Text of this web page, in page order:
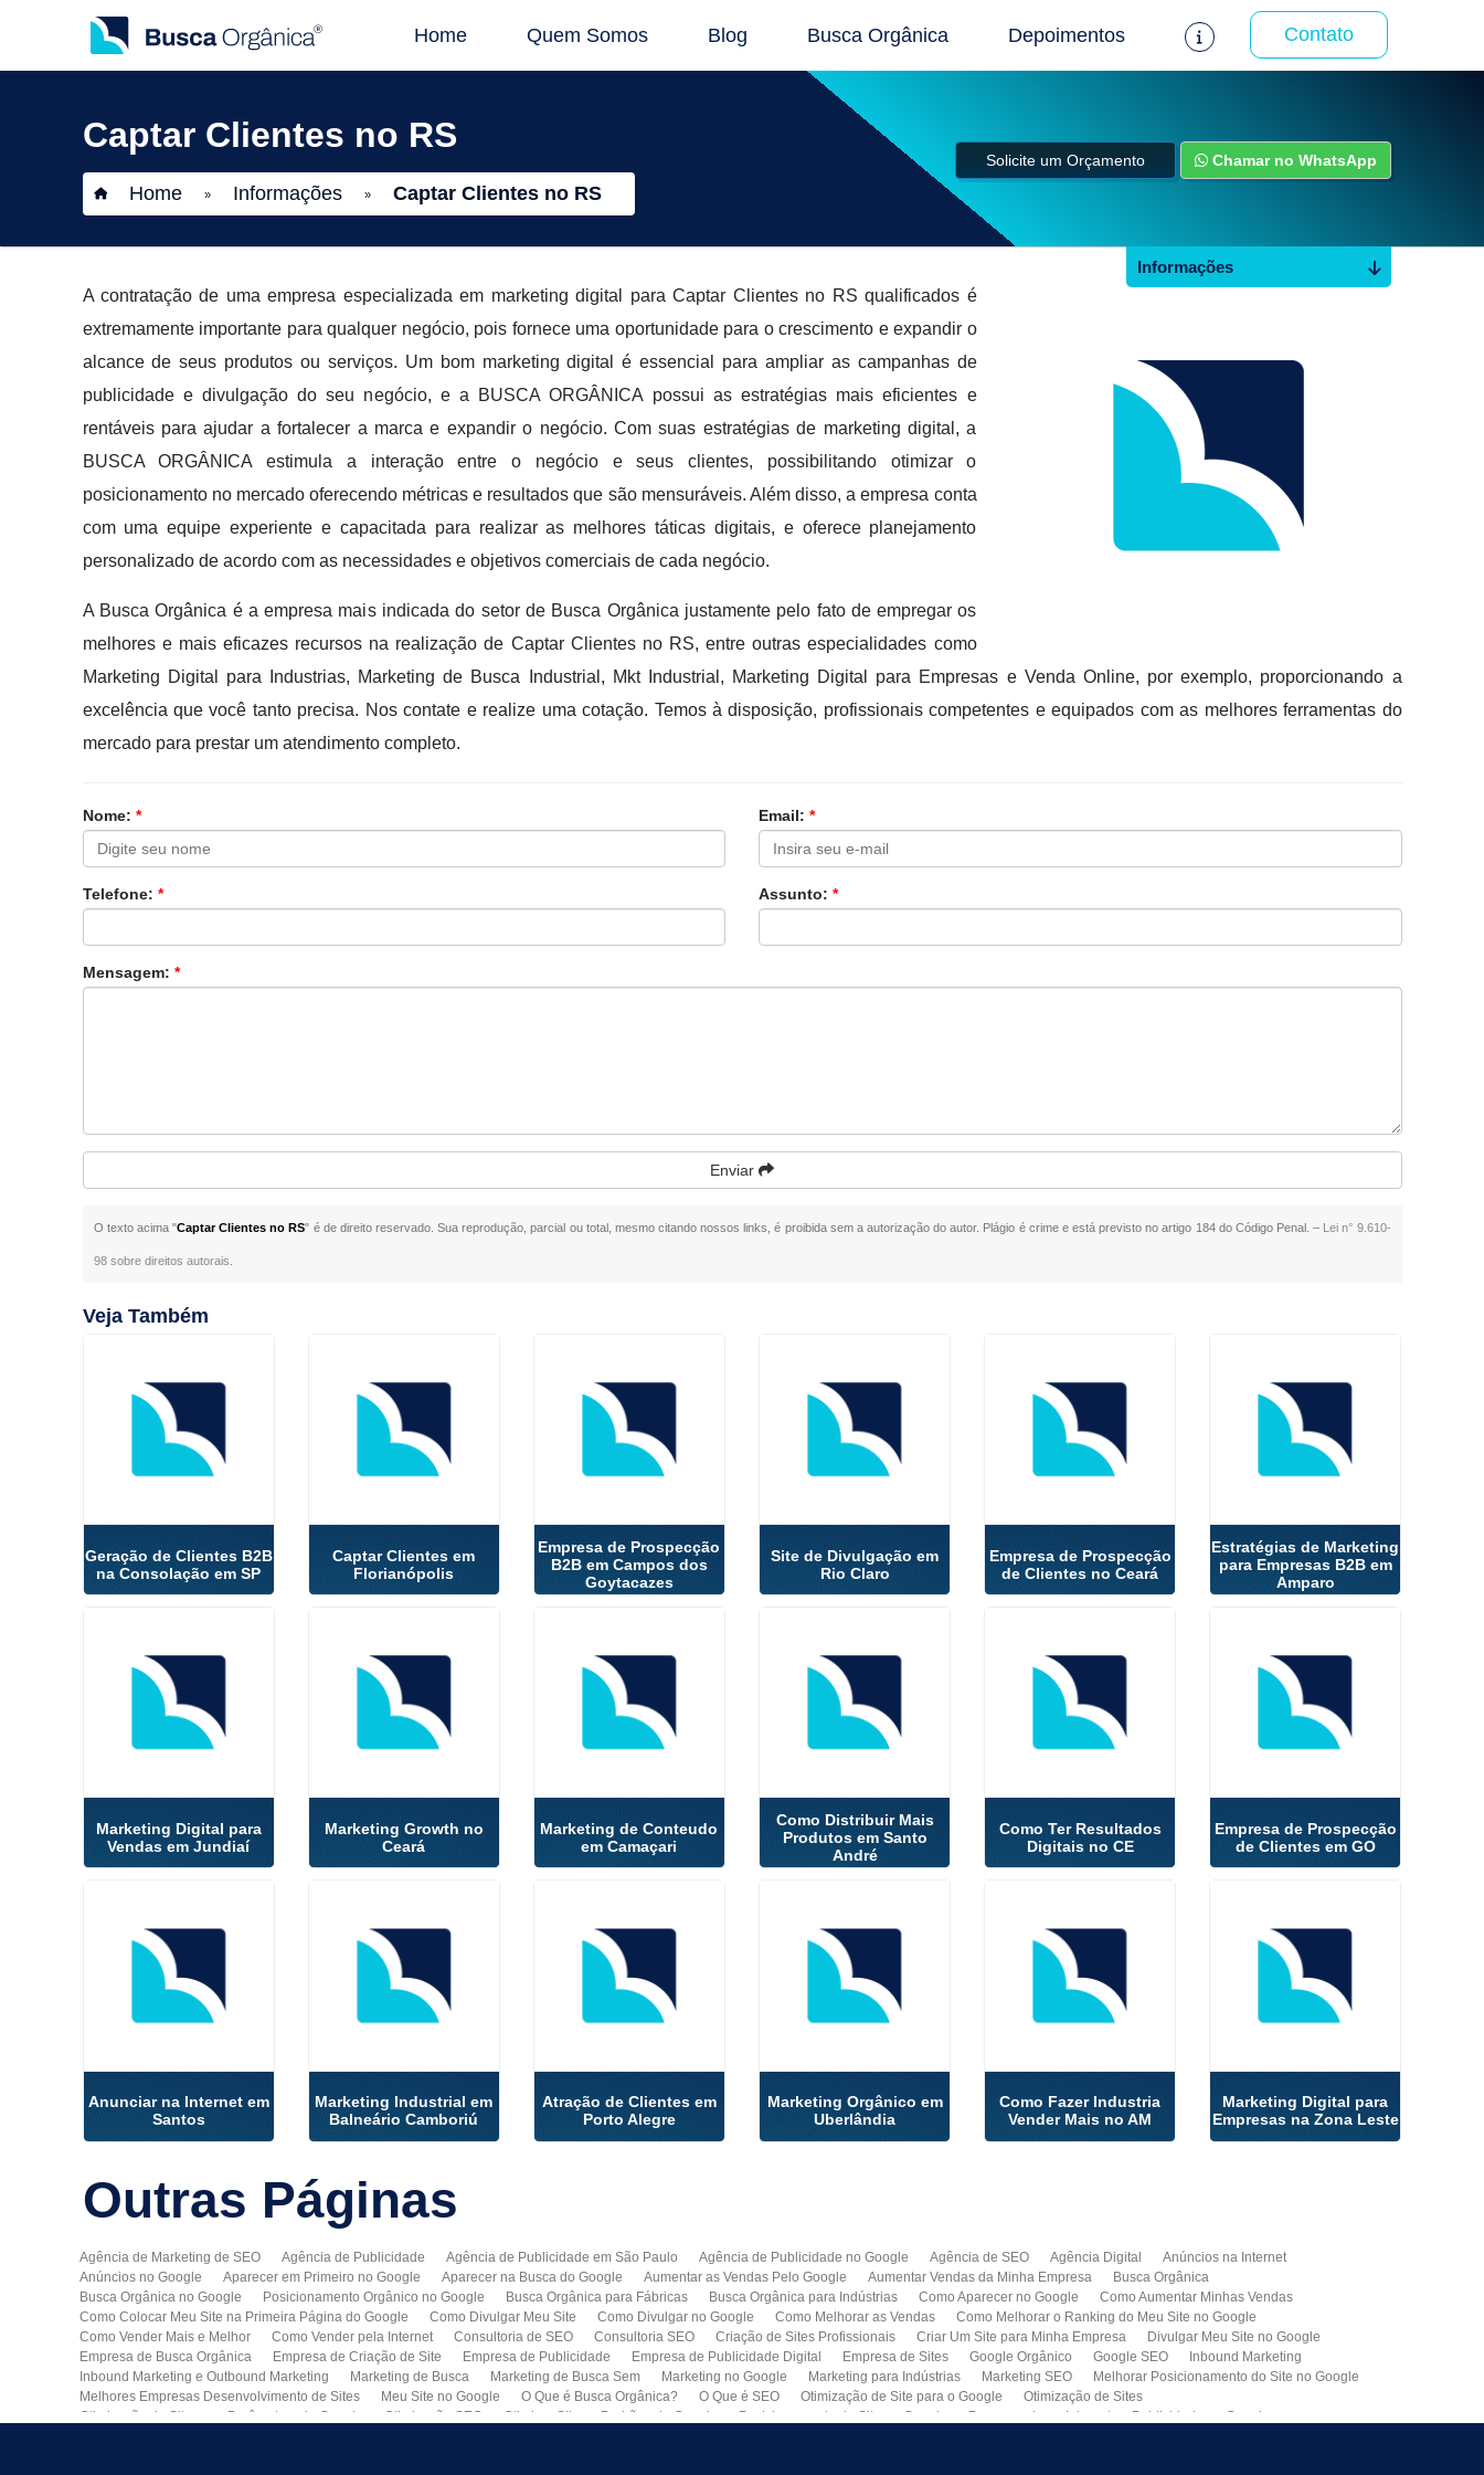
Home Quem Somos Blog Busca Orgânica Depoimentos Contato
Captar Clientes no RS
Home » Informações » Captar Clientes no RS
Solicite um Orçamento Chamar no WhatsApp
A contratação de uma empresa especializada em marketing digital para Captar Clientes no RS qualificados é
extremamente importante para qualquer negócio, pois fornece uma oportunidade para o crescimento e expandir o
alcance de seus produtos ou serviços. Um bom marketing digital é essencial para ampliar as campanhas de
publicidade e divulgação do seu negócio, e a BUSCA ORGÂNICA possui as estratégias mais eficientes e
rentáveis para ajudar a fortalecer a marca e expandir o negócio. Com suas estratégias de marketing digital, a
BUSCA ORGÂNICA estimula a interação entre o negócio e seus clientes, possibilitando otimizar o
posicionamento no mercado oferecendo métricas e resultados que são mensuráveis. Além disso, a empresa conta
com uma equipe experiente e capacitada para realizar as melhores táticas digitais, e oferece planejamento
personalizado de acordo com as necessidades e objetivos comerciais de cada negócio.
A Busca Orgânica é a empresa mais indicada do setor de Busca Orgânica justamente pelo fato de empregar os
melhores e mais eficazes recursos na realização de Captar Clientes no RS, entre outras especialidades como
Marketing Digital para Industrias, Marketing de Busca Industrial, Mkt Industrial, Marketing Digital para Empresas e Venda Online, por exemplo, proporcionando a
excelência que você tanto precisa. Nos contate e realize uma cotação. Temos à disposição, profissionais competentes e equipados com as melhores ferramentas do
mercado para prestar um atendimento completo.
Nome: * Email: *
Telefone: * Assunto: *
Mensagem: *
Enviar
O texto acima "Captar Clientes no RS" é de direito reservado. Sua reprodução, parcial ou total, mesmo citando nossos links, é proibida sem a autorização do autor. Plágio é crime e está previsto no artigo 184 do Código Penal. – Lei n° 9.610-
98 sobre direitos autorais
Informações
Veja Também
Geração de Clientes B2B
na Consolação em SP
Captar Clientes em
Florianópolis
Empresa de Prospecção
B2B em Campos dos
Goytacazes
Site de Divulgação em
Rio Claro
Empresa de Prospecção
de Clientes no Ceará
Estratégias de Marketing
para Empresas B2B em
Amparo
Marketing Digital para
Vendas em Jundiaí
Marketing Growth no
Ceará
Marketing de Conteudo
em Camaçari
Como Distribuir Mais
Produtos em Santo
André
Como Ter Resultados
Digitais no CE
Empresa de Prospecção
de Clientes em GO
Anunciar na Internet em
Santos
Marketing Industrial em
Balneário Camboriú
Atração de Clientes em
Porto Alegre
Marketing Orgânico em
Uberlândia
Como Fazer Industria
Vender Mais no AM
Marketing Digital para
Empresas na Zona Leste
Outras Páginas
Agência de Marketing de SEO Agência de Publicidade Agência de Publicidade em São Paulo Agência de Publicidade no Google Agência de SEO Agência Digital
Anúncios na Internet
Anúncios no Google
Aparecer em Primeiro no Google Aparecer na Busca do Google Aumentar as Vendas Pelo Google Aumentar Vendas da Minha Empresa
Busca Orgânica
Busca Orgânica no Google
Posicionamento Orgânico no Google Busca Orgânica para Fábricas Busca Orgânica para Indústrias Como Aparecer no Google
Como Aumentar Minhas Vendas
Como Colocar Meu Site na Primeira Página do Google
Como Divulgar Meu Site Como Divulgar no Google Como Melhorar as Vendas
Como Melhorar o Ranking do Meu Site no Google
Como Vender Mais e Melhor
Como Vender pela Internet Consultoria de SEO Consultoria SEO Criação de Sites Profissionais Criar Um Site para Minha Empresa
Divulgar Meu Site no Google
Empresa de Busca Orgânica
Empresa de Criação de Site Empresa de Publicidade Empresa de Publicidade Digital Empresa de Sites Google Orgânico Google SEO
Inbound Marketing
Inbound Marketing e Outbound Marketing
Marketing de Busca Marketing de Busca Sem Marketing no Google Marketing para Indústrias Marketing SEO
Melhorar Posicionamento do Site no Google
Melhores Empresas Desenvolvimento de Sites
Meu Site no Google O Que é Busca Orgânica? O Que é SEO Otimização de Site para o Google
Otimização de Sites
Otimização de Sites nos Parâmetros do Google
Otimização SEO Otimizar Site Padrões do Google Posicionamento de Site no Google Propaganda na Internet
Publicidade no Google